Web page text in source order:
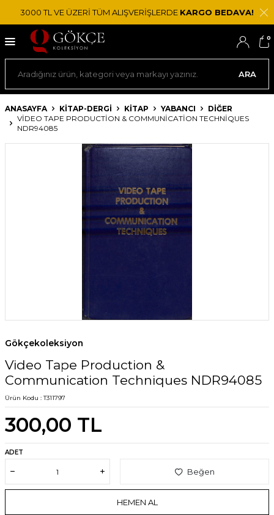
3000 TL VE ÜZERİ TÜM ALIŞVERİŞLERDE KARGO BEDAVA!
ARA
0
ANASAYFA KİTAP-DERGİ KITAP YABANCI
DIĞER
VIDEO TAPE PRODUCTION & COMMUNICATION TECHNIQUES
NDR94085
Gökçekoleksiyon
Video Tape Production &
Communication Techniques NDR94085
Ürün Kodu :T311797
300,00 TL
ADET
Beğen
HEMEN AL